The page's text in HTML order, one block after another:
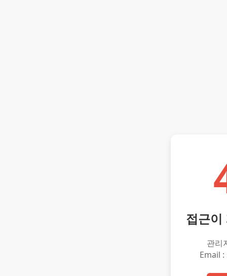
접근이
관리
Email